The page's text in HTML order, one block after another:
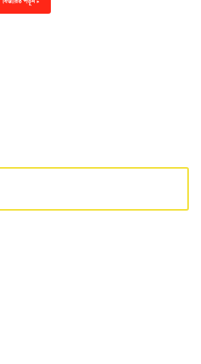
বিস্তারিত পড়ুন »